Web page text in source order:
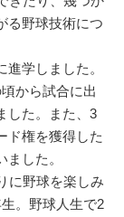
る野球技術につ
学しました。
から試合に出
した。また、3
ド権を獲得した
した。
に野球を楽しみ
。野球人生で2